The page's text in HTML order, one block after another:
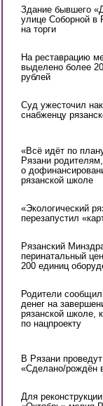
Здание бывшего
улице Соборной в
на торги
На реставрацию
выделено более
рублей
Суд ужесточил
снабженцу
«Всё идёт по
Рязани
о
рязанской школе
«Экологический
перезапустил
Рязанский
перинатальный
200 единиц
Родители
денег на
рязанской школе,
по нацпроекту
В Рязани
«Сделано/рождён
Для